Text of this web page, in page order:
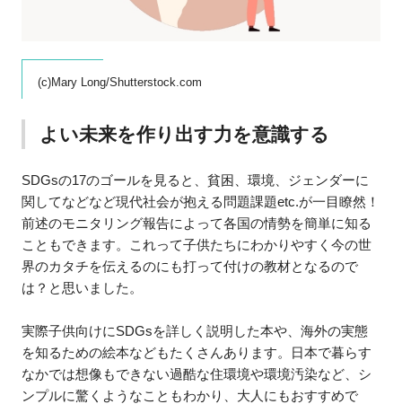
(c)Mary Long/Shutterstock.com
よい未来を作り出す力を意識する
SDGsの17のゴールを見ると、貧困、環境、ジェンダーに
関してなどなど現代社会が抱える問題課題etc.が一目瞭然！
前述のモニタリング報告によって各国の情勢を簡単に知る
こともできます。これって子供たちにわかりやすく今の世
界のカタチを伝えるのにも打って付けの教材となるので
は？と思いました。
実際子供向けにSDGsを詳しく説明した本や、海外の実態
を知るための絵本などもたくさんあります。日本で暮らす
なかでは想像もできない過酷な住環境や環境汚染など、シ
ンプルに驚くようなこともわかり、大人にもおすすめで